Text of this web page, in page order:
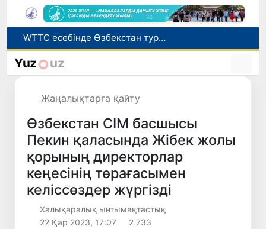
Мүмкіндігі шектеулі талапкерлерге қабылдау емтихандарында қосымша уақыт беріледі
Беларусьтен Өзбекстанға екінші тікелей жүк пойызы жөнелтілді
Yuz uz
Жаңалықтарға қайту
Өзбекстан СІМ басшысы
Пекин қаласында Жібек жолы
қорының директорлар
кеңесінің төрағасымен
келіссөздер жүргізді
Халықаралық ынтымақтастық
22 Қар 2023, 17:07
2 733